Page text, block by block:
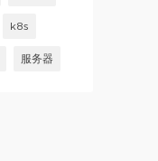
k8s
服务器